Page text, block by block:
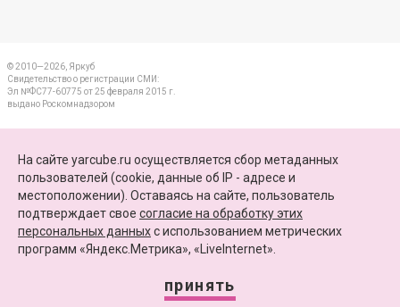
© 2010—2026, Яркуб
Свидетельство о регистрации СМИ:
Эл №ФС77-60775 от 25 февраля 2015 г.
выдано Роскомнадзором
ПАРТНЕРЫ
КАРТА САЙТА
+7 (4852) 64-15-52
Сайт функционирует при финансовой поддержке Министерства цифрового развития,
связи и массовых коммуникаций Российской Федерации
На сайте yarcube.ru осуществляется сбор метаданных
пользователей (cookie, данные об IP - адресе и
местоположении). Оставаясь на сайте, пользователь
подтверждает свое согласие на обработку этих
персональных данныхc использованием метрических
программ «Яндекс.Метрика», «LiveInternet».
принять